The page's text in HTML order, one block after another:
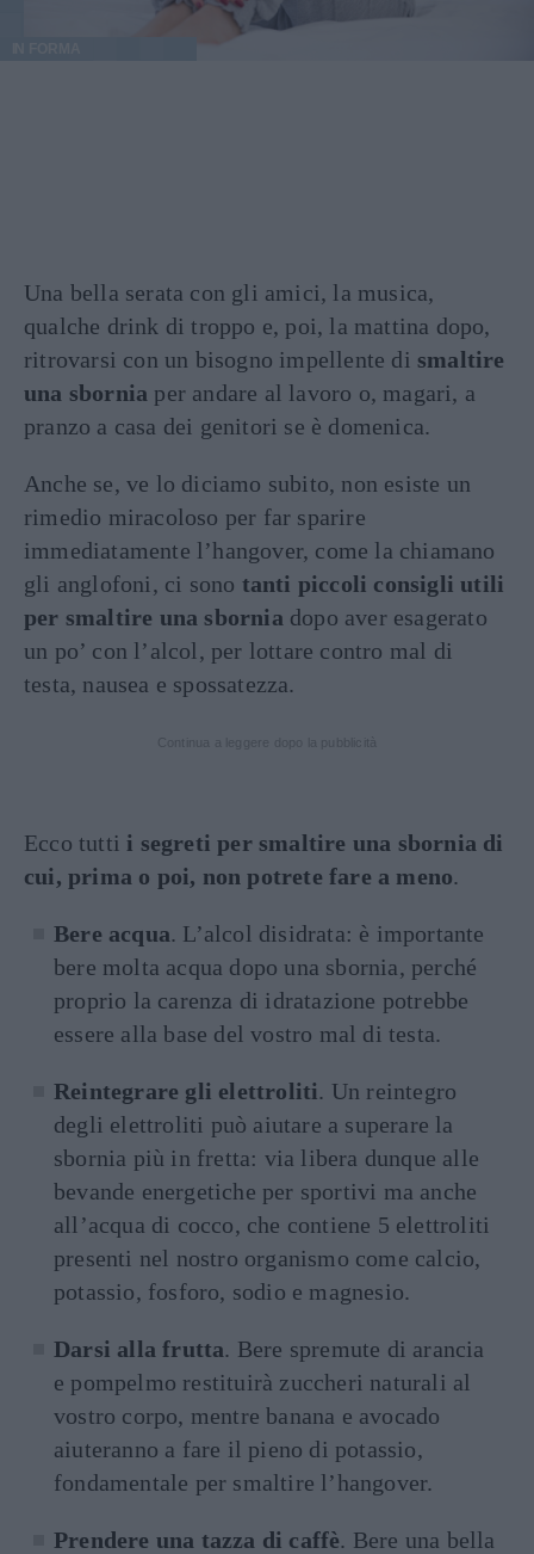
Una bella serata con gli amici, la musica,
qualche drink di troppo e, poi, la mattina dopo,
ritrovarsi con un bisogno impellente di smaltire
una sbornia per andare al lavoro o, magari, a
pranzo a casa dei genitori se è domenica.
Anche se, ve lo diciamo subito, non esiste un
rimedio miracoloso per far sparire
immediatamente l’hangover, come la chiamano
gli anglofoni, ci sono tanti piccoli consigli utili
per smaltire una sbornia dopo aver esagerato
un po’ con l’alcol, per lottare contro mal di
testa, nausea e spossatezza.
Ecco tutti i segreti per smaltire una sbornia di
cui, prima o poi, non potrete fare a meno.
Bere acqua. L’alcol disidrata: è importante
bere molta acqua dopo una sbornia, perché
proprio la carenza di idratazione potrebbe
essere alla base del vostro mal di testa.
Reintegrare gli elettroliti. Un reintegro
degli elettroliti può aiutare a superare la
sbornia più in fretta: via libera dunque alle
bevande energetiche per sportivi ma anche
all’acqua di cocco, che contiene 5 elettroliti
presenti nel nostro organismo come calcio,
potassio, fosforo, sodio e magnesio.
Darsi alla frutta. Bere spremute di arancia
e pompelmo restituirà zuccheri naturali al
vostro corpo, mentre banana e avocado
aiuteranno a fare il pieno di potassio,
fondamentale per smaltire l’hangover.
Prendere una tazza di caffè. Bere una bella